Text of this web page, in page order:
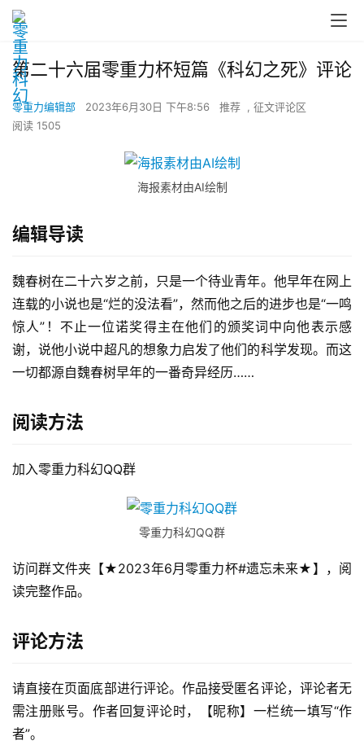
第二十六届零重力杯短篇《科幻之死》评论
零重力编辑部 2023年6月30日 下午8:56 推荐 , 征文评论区
阅读 1505
海报素材由AI绘制
编辑导读
魏春树在二十六岁之前，只是一个待业青年。他早年在网上
连载的小说也是“烂的没法看”，然而他之后的进步也是“一鸣
惊人”！不止一位诺奖得主在他们的颁奖词中向他表示感
谢，说他小说中超凡的想象力启发了他们的科学发现。而这
一切都源自魏春树早年的一番奇异经历……
阅读方法
加入零重力科幻QQ群
零重力科幻QQ群
访问群文件夹【★2023年6月零重力杯#遗忘未来★】，阅
读完整作品。
评论方法
请直接在页面底部进行评论。作品接受匿名评论，评论者无
需注册账号。作者回复评论时，【昵称】一栏统一填写“作
者”。